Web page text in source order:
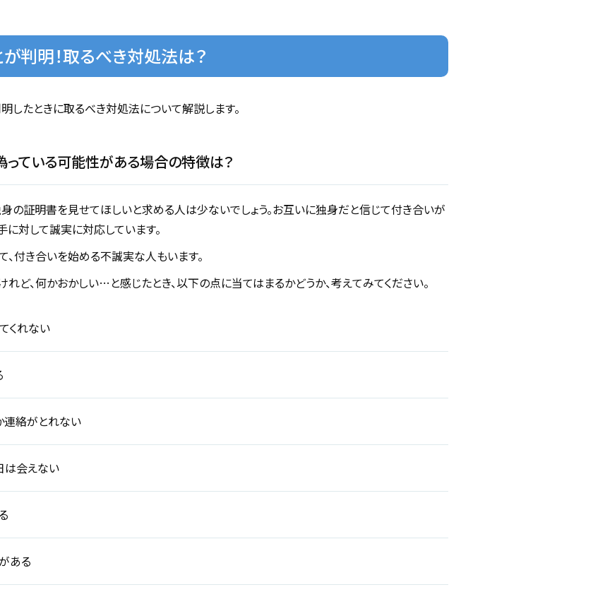
判明！取るべき対処法は？
したときに取るべき対処法について解説します。
ている可能性がある場合の特徴は？
の証明書を見せてほしいと求める人は少ないでしょう。お互いに独身だと信じて付き合いが
に対して誠実に対応しています。
、付き合いを始める不誠実な人もいます。
ど、何かおかしい…と感じたとき、以下の点に当てはまるかどうか、考えてみてください。
くれない
連絡がとれない
は会えない
ある